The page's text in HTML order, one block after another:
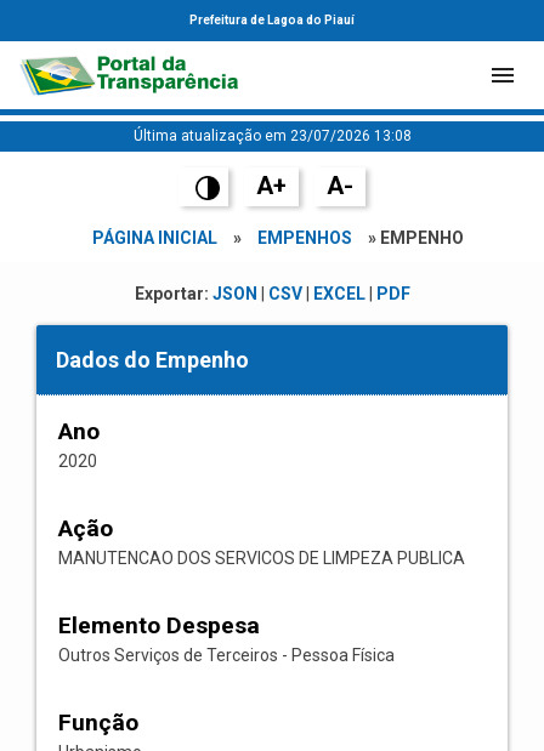
Prefeitura de Lagoa do Piauí
Última atualização em 23/07/2026 13:08
A+ A-
PÁGINA INICIAL » EMPENHOS » EMPENHO
Exportar: JSON CSV| EXCEL| PDF
Dados do Empenho
Ano
2020
Ação
MANUTENCAO DOS SERVICOS DE LIMPEZA PUBLICA
Elemento Despesa
Outros Serviços de Terceiros - Pessoa Física
Função